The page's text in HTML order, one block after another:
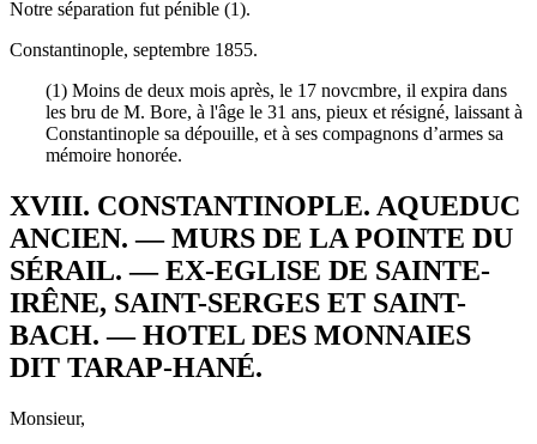
Notre séparation fut pénible (1).
Constantinople, septembre 1855.
(1) Moins de deux mois après, le 17 novcmbre, il expira dans
les bru de M. Bore, à l'âge le 31 ans, pieux et résigné, laissant à
Constantinople sa dépouille, et à ses compagnons d’armes sa
mémoire honorée.
XVIII. CONSTANTINOPLE. AQUEDUC
ANCIEN. — MURS DE LA POINTE DU
SÉRAIL. — EX-EGLISE DE SAINTE-
IRÊNE, SAINT-SERGES ET SAINT-
BACH. — HOTEL DES MONNAIES
DIT TARAP-HANÉ.
Monsieur,